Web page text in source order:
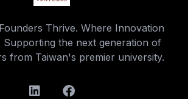
Thrive. Where Innovation
Supporting the next generation of
from Taiwan's premier university.